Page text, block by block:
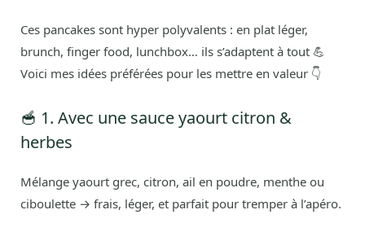
Ces pancakes sont hyper polyvalents : en plat léger,
brunch, finger food, lunchbox… ils s’adaptent à tout 💪
Voici mes idées préférées pour les mettre en valeur 👇
🥣 1. Avec une sauce yaourt citron &
herbes
Mélange yaourt grec, citron, ail en poudre, menthe ou
ciboulette → frais, léger, et parfait pour tremper à l’apéro.